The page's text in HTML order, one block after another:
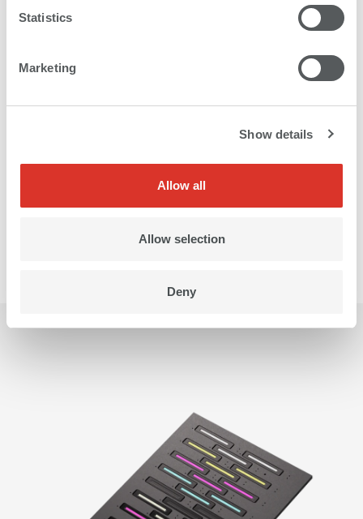
Statistics
Marketing
Show details
Allow all
Allow selection
Deny
研究開発、品質保証、アプリ
ケーションテスト
ソリューションを保証します。